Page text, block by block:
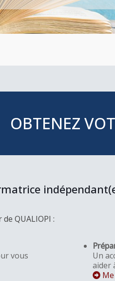
OBTENEZ
QUALIOPI :
vous
Un
aider
Me